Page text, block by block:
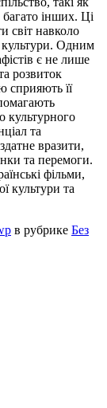
багато інших. Ці
світ навколо
культури. Одним
є не лише
розвиток
сприяють її
культурного
та
вразити,
та перемоги.
фільми,
культури та
в рубрике Без